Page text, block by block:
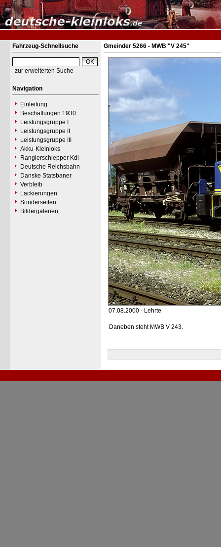
Fahrzeug-Schnellsuche
zur erweiterten Suche
Navigation
Einleitung
Beschaffungen 1930
Leistungsgruppe I
Leistungsgruppe II
Leistungsgruppe III
Akku-Kleinloks
Rangierschlepper Kdl
Deutsche Reichsbahn
Danske Statsbaner
Verbleib
Lackierungen
Sonderseiten
Bildergalerien
Gmeinder 5266 - MWB "V 245"
07.08.2000 - Lehrte
Daneben steht MWB V 243.